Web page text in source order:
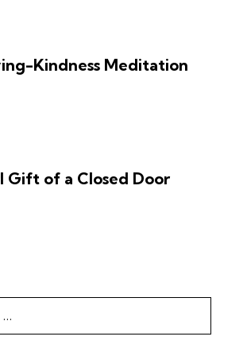
Kindness Meditation
Gift of a Closed Door